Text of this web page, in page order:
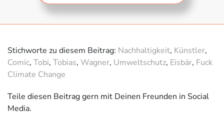
Stichworte zu diesem Beitrag: Nachhaltigkeit, Künstler,
Comic, Tobi, Tobias, Wagner, Umweltschutz, Eisbär, Fuck
Climate Change
Teile diesen Beitrag gern mit Deinen Freunden in Social
Media.